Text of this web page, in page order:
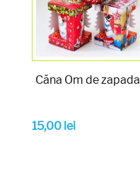
Căna Om de zapada
15,00 lei